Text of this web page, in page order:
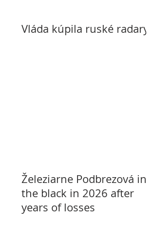
Vláda kúpila ruské radary
Železiarne Podbrezová in
the black in 2026 after
years of losses